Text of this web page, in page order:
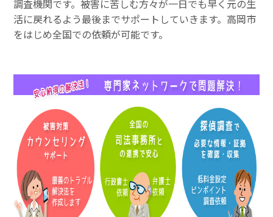
調査機関です。被害に苦しむ方々が一日でも早く元の生
活に戻れるよう最後までサポートしていきます。高岡市
をはじめ全国での依頼が可能です。